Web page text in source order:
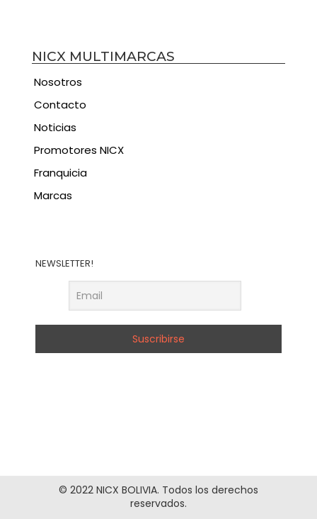
NICX MULTIMARCAS
Nosotros
Contacto
Noticias
Promotores NICX
Franquicia
Marcas
NEWSLETTER!
© 2022 NICX BOLIVIA. Todos los derechos
reservados.